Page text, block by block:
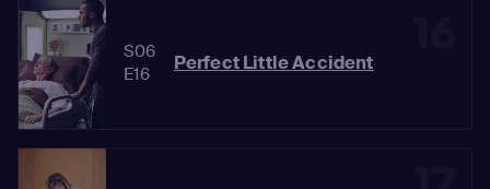
S06
E16
Perfect Little Accident